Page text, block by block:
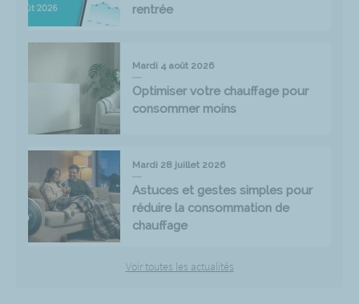
rentrée
Mardi 4 août 2026
Optimiser votre chauffage pour
consommer moins
Mardi 28 juillet 2026
Astuces et gestes simples pour
réduire la consommation de
chauffage
Voir toutes les actualités